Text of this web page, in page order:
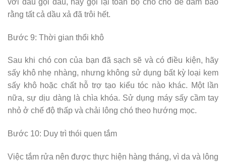
rằng tất cả dầu xả đã trôi hết.
Bước 9: Thời gian thổi khô
Sau khi chó con của bạn đã sạch sẽ và có điều kiện, hãy
sấy khô nhẹ nhàng, nhưng không sử dụng bất kỳ loại kem
sấy khô hoặc chất hỗ trợ tạo kiểu tóc nào khác. Một lần
nữa, sự dịu dàng là chìa khóa. Sử dụng máy sấy cầm tay
nhỏ ở chế độ thấp và chải lông chó theo hướng mọc.
Bước 10: Duy trì thói quen tắm
Việc tắm rửa nên được thực hiện hàng tháng, vì da và lông